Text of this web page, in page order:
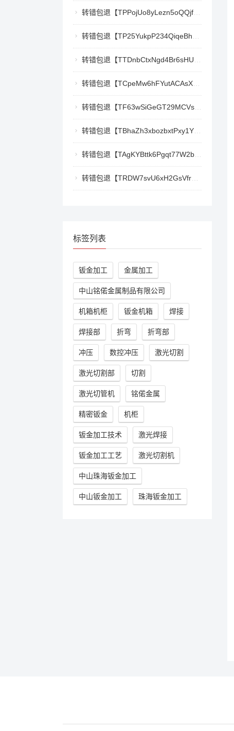
转错包退【TPPojUo8yLezn5oQQjffqH2cKTCb9oTm8Y】客服TeleGram:【@TrxEm】
转错包退【TP25YukpP234QiqeBhgnmga3NXXmCSY22R】客服TeleGram:【@TrxEm】
转错包退【TTDnbCtxNgd4Br6sHUJ1qnw1mHQywZfbgD】客服TeleGram:【@TrxEm】
转错包退【TCpeMw6hFYutACAsXkX3UvyCUjec17MoLF】客服TeleGram:【@TrxEm】
转错包退【TF63wSiGeGT29MCVswWQ5eAr6xD9LkQBPm】客服TeleGram:【@TrxEm】
转错包退【TBhaZh3xbozbxtPxy1YF4QaK2e77777777】客服TeleGram:【@TrxEm】
转错包退【TAgKYBttk6Pgqt77W2bg3Kmyk3RyjoZEti】客服TeleGram:【@TrxEm】
转错包退【TRDW7svU6xH2GsVfr7TqAZQ412cwxbMpBK】客服TeleGram:【@TrxEm】
标签列表
钣金加工 金属加工
中山铭偌金属制品有限公司
机箱机柜 钣金机箱 焊接
焊接部 折弯 折弯部
冲压 数控冲压 激光切割
激光切割部 切割
激光切管机 铭偌金属
精密钣金 机柜
钣金加工技术 激光焊接
钣金加工工艺 激光切割机
中山珠海钣金加工
中山钣金加工 珠海钣金加工